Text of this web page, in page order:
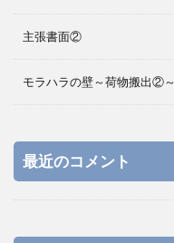
主張書面②
モラハラの壁～荷物搬出②～
最近のコメント